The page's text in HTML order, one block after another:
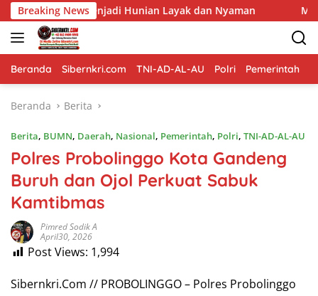
Langsung
ke
konten
Breaking News
Hunian Layak dan Nyaman Memasuki Fase
Beranda Sibernkri.com TNI-AD-AL-AU Polri Pemerintah
Beranda Berita
Berita, BUMN, Daerah, Nasional, Pemerintah, Polri, TNI-AD-AL-AU
Polres Probolinggo Kota Gandeng
Buruh dan Ojol Perkuat Sabuk
Kamtibmas
Pimred Sodik A
April30, 2026
Post Views: 1,994
Sibernkri.Com // PROBOLINGGO – Polres Probolinggo